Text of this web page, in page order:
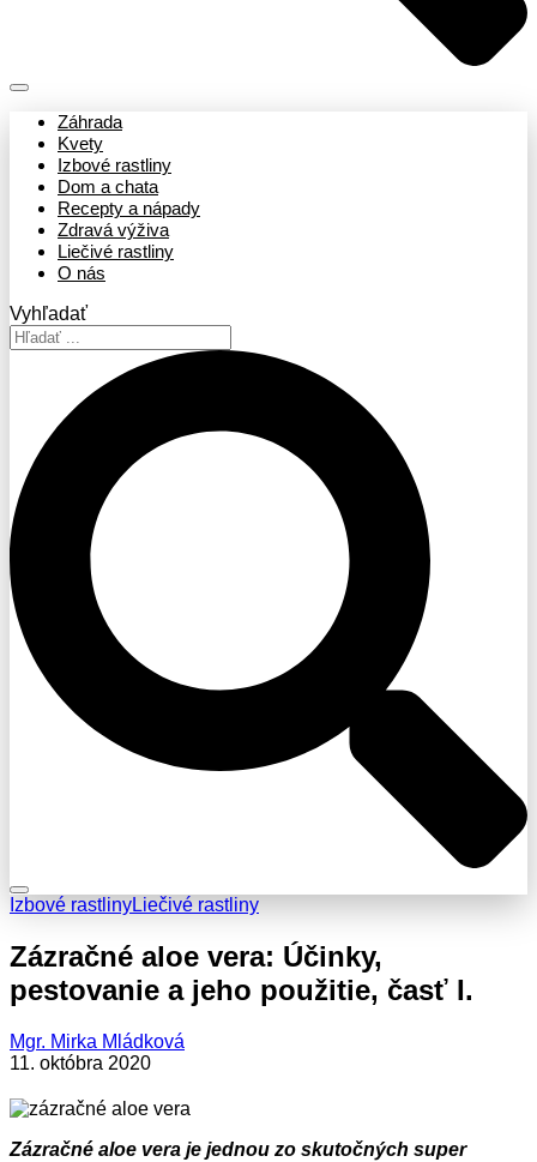
Záhrada
Kvety
Izbové rastliny
Dom a chata
Recepty a nápady
Zdravá výživa
Liečivé rastliny
O nás
Vyhľadať
Izbové rastlinyLiečivé rastliny
Zázračné aloe vera: Účinky,
pestovanie a jeho použitie, časť I.
Mgr. Mirka Mládková
11. októbra 2020
Zázračné aloe vera je jednou zo skutočných super